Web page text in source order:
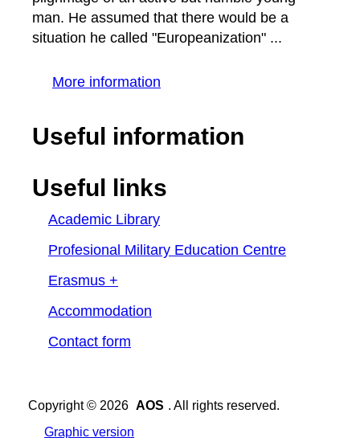
man. He assumed that there would be a
situation he called "Europeanization" ...
More information
Useful information
Useful links
Academic Library
Profesional Military Education Centre
Erasmus +
Accommodation
Contact form
Copyright © 2026 AOS . All rights reserved.
Graphic version